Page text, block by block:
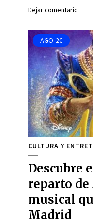
Dejar comentario
AGO 20
CULTURA Y
Descubre
reparto
musical
Madrid